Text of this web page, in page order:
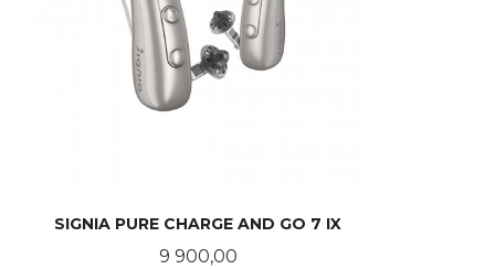
SIGNIA PURE CHARGE AND GO 7 IX
Pris
9 900,00